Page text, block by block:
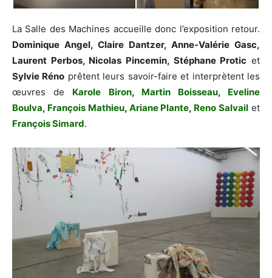
La Salle des Machines accueille donc l’exposition retour.
Dominique Angel, Claire Dantzer, Anne-Valérie Gasc,
Laurent Perbos, Nicolas Pincemin, Stéphane Protic et
Sylvie Réno prêtent leurs savoir-faire et interprètent les
œuvres de Karole Biron, Martin Boisseau, Eveline
Boulva, François Mathieu, Ariane Plante, Reno Salvail et
François Simard.